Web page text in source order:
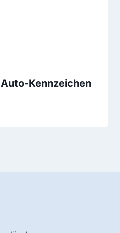
Kennzeichen